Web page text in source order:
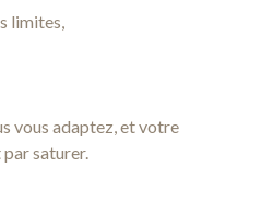
limites,
vous adaptez, et votre
saturer.